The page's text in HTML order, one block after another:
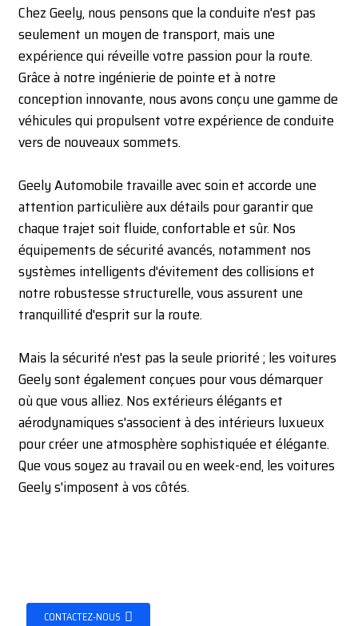
Chez Geely, nous pensons que la conduite n'est pas
seulement un moyen de transport, mais une
expérience qui réveille votre passion pour la route.
Grâce à notre ingénierie de pointe et à notre
conception innovante, nous avons conçu une gamme de
véhicules qui propulsent votre expérience de conduite
vers de nouveaux sommets.
Geely Automobile travaille avec soin et accorde une
attention particulière aux détails pour garantir que
chaque trajet soit fluide, confortable et sûr. Nos
équipements de sécurité avancés, notamment nos
systèmes intelligents d'évitement des collisions et
notre robustesse structurelle, vous assurent une
tranquillité d'esprit sur la route.
Mais la sécurité n'est pas la seule priorité ; les voitures
Geely sont également conçues pour vous démarquer
où que vous alliez. Nos extérieurs élégants et
aérodynamiques s'associent à des intérieurs luxueux
pour créer une atmosphère sophistiquée et élégante.
Que vous soyez au travail ou en week-end, les voitures
Geely s'imposent à vos côtés.
CONTACTEZ-NOUS